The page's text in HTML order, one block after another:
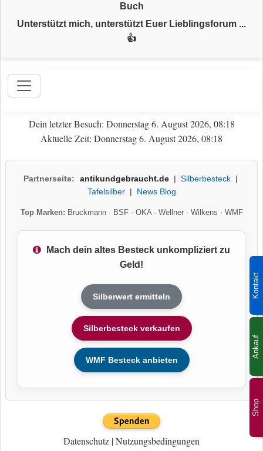
Shop
Kontakt
Ankauf
Buch
Unterstützt mich, unterstützt Euer Lieblingsforum ...
👍
Dein letzter Besuch: Donnerstag 6. August 2026, 08:18
Aktuelle Zeit: Donnerstag 6. August 2026, 08:18
Partnerseite: antikundgebraucht.de| Silberbesteck|
Tafelsilber| News Blog
Top Marken: Bruckmann· BSF· OKA· Wellner· Wilkens · WMF
Mach dein altes Besteck unkompliziert zu
Geld!
Silberwert ermitteln
Silberbesteck verkaufen
WMF Besteck anbieten
Datenschutz |Nutzungsbedingungen